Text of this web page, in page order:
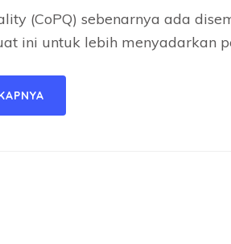
(CoPQ) sebenarnya ada
ini untuk lebih menyadarkan